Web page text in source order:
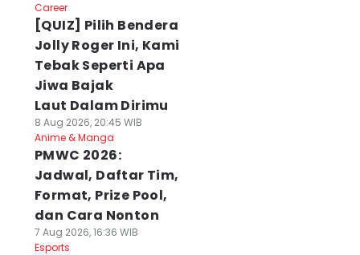
Career
[QUIZ] Pilih Bendera
Jolly Roger Ini, Kami
Tebak Seperti Apa
Jiwa Bajak
Laut Dalam Dirimu
8 Aug 2026, 20:45 WIB
Anime & Manga
PMWC 2026:
Jadwal, Daftar Tim,
Format, Prize Pool,
dan Cara Nonton
7 Aug 2026, 16:36 WIB
Esports